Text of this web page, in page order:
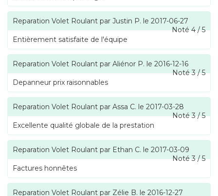
Reparation Volet Roulant par Justin P. le 2017-06-27
Noté4/5
Entièrement satisfaite de l'équipe
Reparation Volet Roulant par Aliénor P. le 2016-12-16
Noté3/5
Depanneur prix raisonnables
Reparation Volet Roulant par Assa C. le 2017-03-28
Noté3/5
Excellente qualité globale de la prestation
Reparation Volet Roulant par Ethan C. le 2017-03-09
Noté3/5
Factures honnêtes
Reparation Volet Roulant par Zélie B. le 2016-12-27